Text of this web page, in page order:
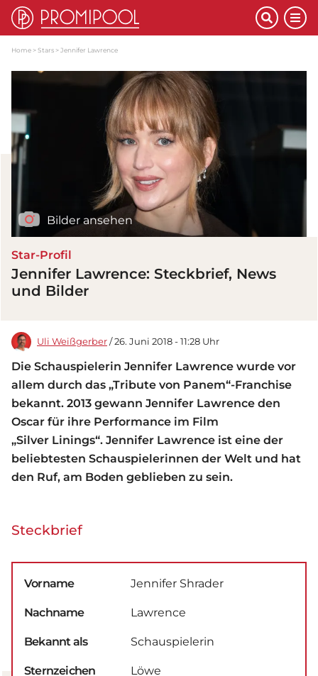
Home Stars Jennifer Lawrence
Bilder ansehen
Star-Profil
Jennifer Lawrence: Steckbrief, News
und Bilder
Uli Weißgerber / 26. Juni 2018 - 11:28 Uhr
Die Schauspielerin Jennifer Lawrence wurde vor
allem durch das „Tribute von Panem“-Franchise
bekannt. 2013 gewann Jennifer Lawrence den
Oscar für ihre Performance im Film
„Silver Linings“. Jennifer Lawrence ist eine der
beliebtesten Schauspielerinnen der Welt und hat
den Ruf, am Boden geblieben zu sein.
Steckbrief
Vorname Jennifer Shrader
Nachname Lawrence
Bekannt als Schauspielerin
Sternzeichen Löwe